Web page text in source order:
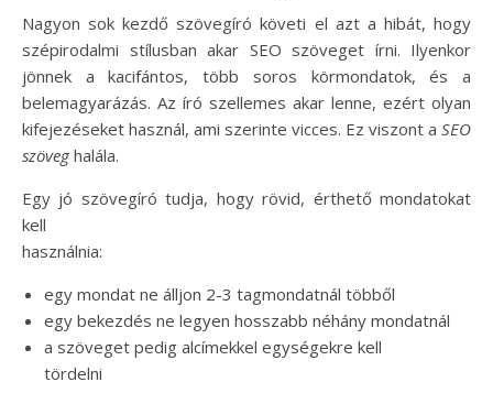
Nagyon sok kezdő szövegíró követi el azt a hibát, hogy
szépirodalmi stílusban akar SEO szöveget írni. Ilyenkor
jönnek a kacifántos, több soros körmondatok, és a
belemagyarázás. Az író szellemes akar lenne, ezért olyan
kifejezéseket használ, ami szerinte vicces. Ez viszont a SEO
szöveghalála.
Egy jó szövegíró tudja, hogy rövid, érthető mondatokat
kell
használnia:
egy mondat ne álljon 2-3 tagmondatnál többől
egy bekezdés ne legyen hosszabb néhány mondatnál
a szöveget pedig alcímekkel egységekre kell
tördelni